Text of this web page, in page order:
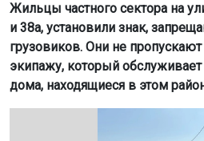
Жильцы частного сектора на
и 38а, установили знак,
грузовиков. Они не
экипажу, который
дома, находящиеся в этом